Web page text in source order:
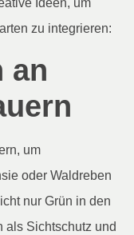
zu integrieren:
an
um
oder Waldreben
nur Grün in den
als Sichtschutz und